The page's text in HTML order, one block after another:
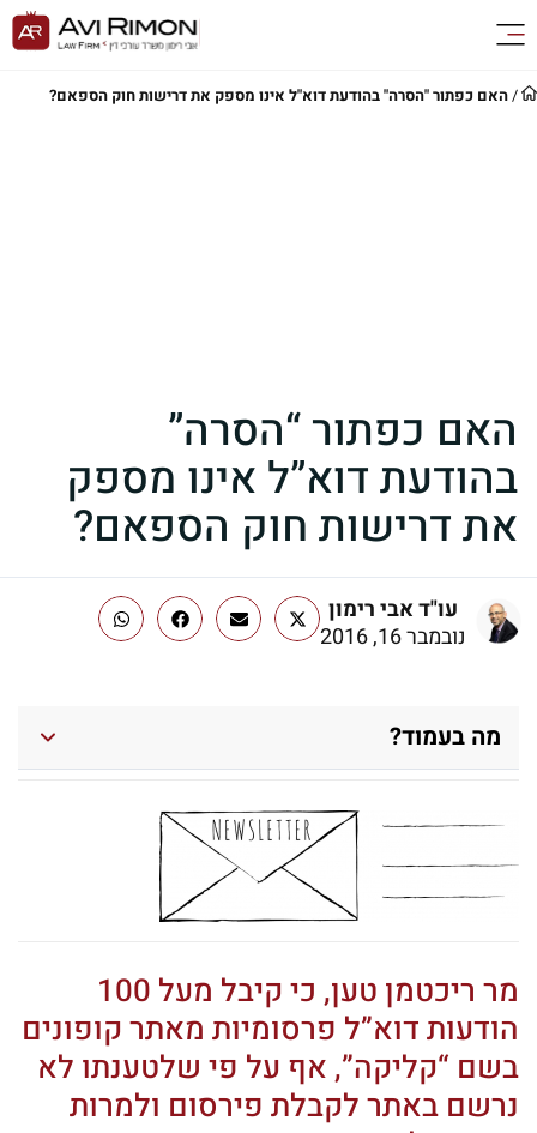
/האם כפתור "הסרה" בהודעת דוא"ל אינו מספק את דרישות חוק הספאם?
האם כפתור “הסרה”
בהודעת דוא”ל אינו מספק
את דרישות חוק הספאם?
עו"ד אבי רימון
נובמבר 16, 2016
מר ריכטמן טען, כי קיבל מעל 100
הודעות דוא”ל פרסומיות מאתר קופונים
בשם “קליקה”, אף על פי שלטענתו לא
נרשם באתר לקבלת פירסום ולמרות
מה בעמוד?